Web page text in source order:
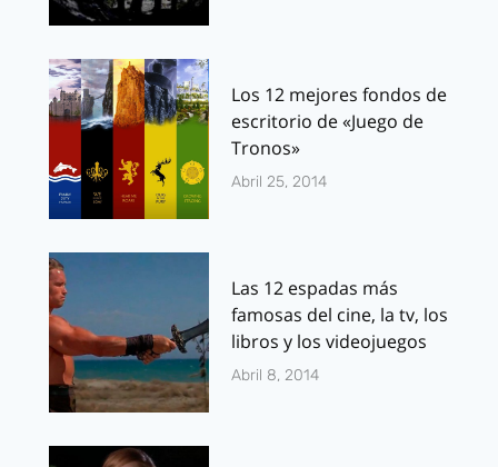
Los 12 mejores fondos de
escritorio de «Juego de
Tronos»
Abril 25, 2014
Las 12 espadas más
famosas del cine, la tv, los
libros y los videojuegos
Abril 8, 2014